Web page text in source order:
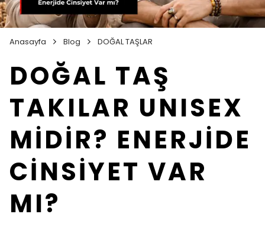
Anasayfa Blog DOĞAL TAŞLAR
DOĞAL TAŞ
TAKILAR UNISEX
MİDİR? ENERJİDE
CİNSİYET VAR
MI?